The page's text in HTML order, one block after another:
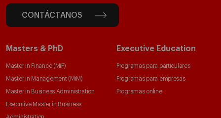
CONTÁCTANOS
Masters & PhD
Master in Finance (MiF)
Master in Management (MiM)
Master in Business Administration
Executive Master in Business
Executive Education
Programas para particulares
Programas para empresas
Programas online